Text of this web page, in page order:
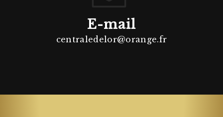
E-mail
centraledelor@orange.fr